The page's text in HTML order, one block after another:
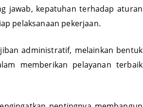
jawab, kepatuhan terhadap aturan
pelaksanaan pekerjaan.
administratif, melainkan bentuk
memberikan pelayanan terbaik